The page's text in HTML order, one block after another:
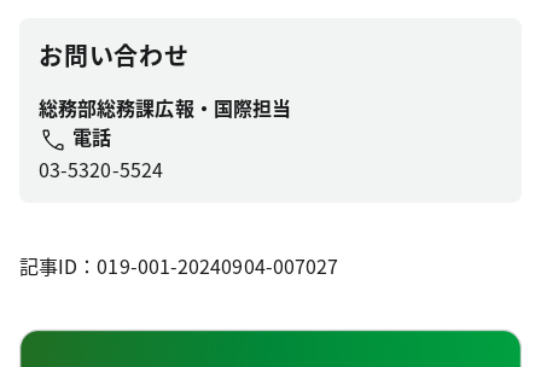
お問い合わせ
総務部総務課広報・国際担当
電話
03-5320-5524
記事ID：019-001-20240904-007027